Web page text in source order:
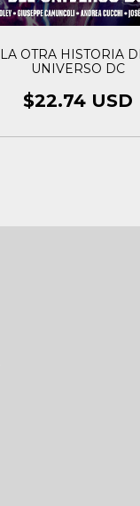
LA OTRA HISTORIA
UNIVERSO DC
$22.74 USD